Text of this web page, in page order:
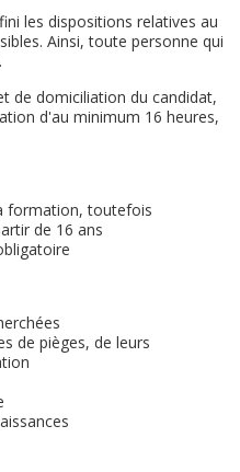
les dispositions relatives au
Ainsi, toute personne qui
de domiciliation du candidat,
d'au minimum 16 heures,
formation, toutefois
de 16 ans
de pièges, de leurs